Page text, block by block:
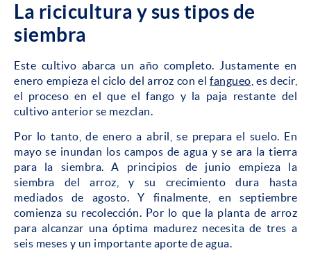
La ricicultura y sus tipos de
siembra
Este cultivo abarca un año completo. Justamente en
enero empieza el ciclo del arroz con el fangueo , es decir,
el proceso en el que el fango y la paja restante del
cultivo anterior se mezclan.
Por lo tanto, de enero a abril, se prepara el suelo. En
mayo se inundan los campos de agua y se ara la tierra
para la siembra. A principios de junio empieza la
siembra del arroz, y su crecimiento dura hasta
mediados de agosto. Y finalmente, en septiembre
comienza su recolección. Por lo que la planta de arroz
para alcanzar una óptima madurez necesita de tres a
seis meses y un importante aporte de agua.